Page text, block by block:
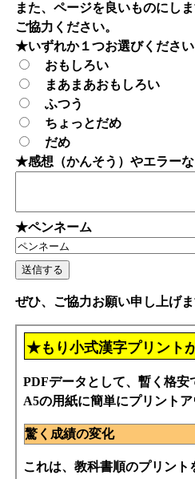
また、ページを良いものにしま
ご協力ください。
★いずれか１つお選びください
おもしろい
まあまあおもしろい
ふつう
ちょっとだめ
だめ
★感想（かんそう）やエラーな
★ペンネーム
ぜひ、ご協力お願い申し上げま